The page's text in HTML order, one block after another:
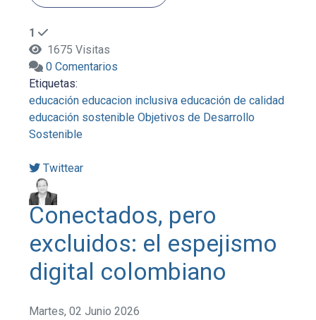
1
1675 Visitas
0 Comentarios
Etiquetas:
educación educacion inclusiva educación de calidad
educación sostenible Objetivos de Desarrollo
Sostenible
Twittear
Conectados, pero
excluidos: el espejismo
digital colombiano
Martes, 02 Junio 2026